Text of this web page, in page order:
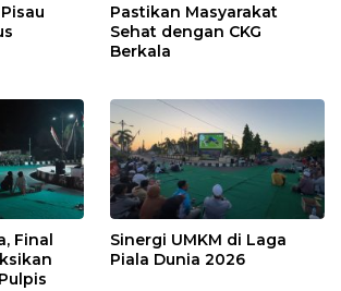
Pastikan Masyarakat
Sehat dengan CKG
Berkala
Final
Sinergi UMKM di Laga
Piala Dunia 2026